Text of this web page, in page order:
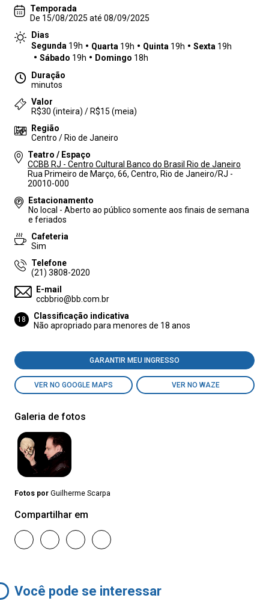
Temporada
De 15/08/2025 até 08/09/2025
Dias
Segunda 19h Quarta 19h Quinta 19h Sexta 19h
Sábado 19h Domingo 18h
Duração
minutos
Valor
R$30 (inteira) / R$15 (meia)
Região
Centro / Rio de Janeiro
Teatro / Espaço
CCBB RJ - Centro Cultural Banco do Brasil Rio de Janeiro
Rua Primeiro de Março, 66, Centro, Rio de Janeiro/RJ -
20010-000
Estacionamento
No local - Aberto ao público somente aos finais de semana
e feriados
Cafeteria
Sim
Telefone
(21) 3808-2020
E-mail
ccbbrio@bb.com.br
18
Classificação indicativa
Não apropriado para menores de 18 anos
GARANTIR MEU INGRESSO
VER NO GOOGLE MAPS VER NO WAZE
Galeria de fotos
Fotos por Guilherme Scarpa
Compartilhar em
Você pode se interessar